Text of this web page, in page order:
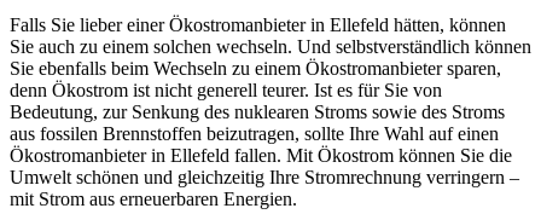
Falls Sie lieber einer Ökostromanbieter in Ellefeld hätten, können
Sie auch zu einem solchen wechseln. Und selbstverständlich können
Sie ebenfalls beim Wechseln zu einem Ökostromanbieter sparen,
denn Ökostrom ist nicht generell teurer. Ist es für Sie von
Bedeutung, zur Senkung des nuklearen Stroms sowie des Stroms
aus fossilen Brennstoffen beizutragen, sollte Ihre Wahl auf einen
Ökostromanbieter in Ellefeld fallen. Mit Ökostrom können Sie die
Umwelt schönen und gleichzeitig Ihre Stromrechnung verringern –
mit Strom aus erneuerbaren Energien.